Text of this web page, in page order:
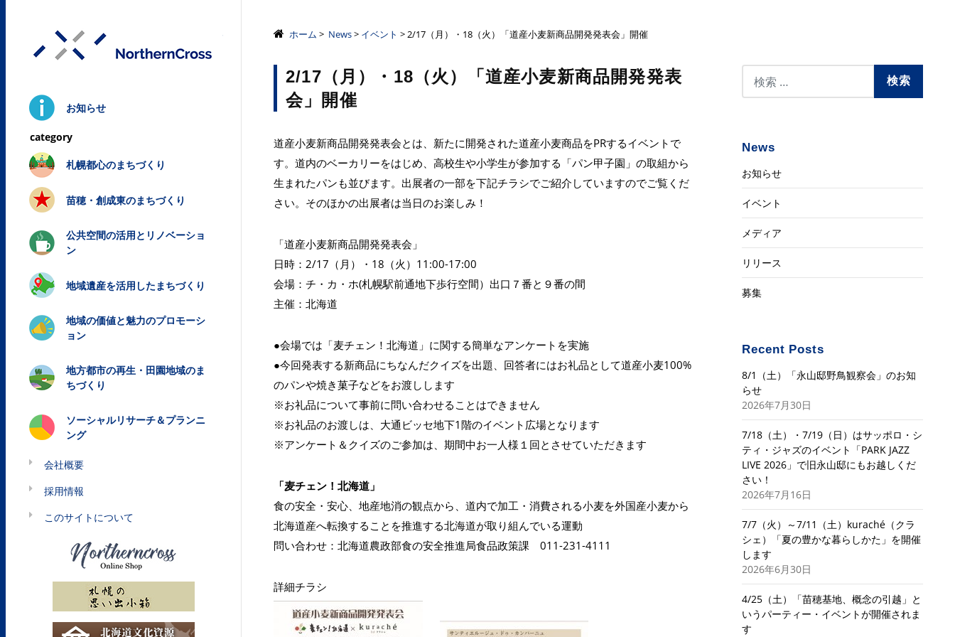
株式会社ノーザンクロス
お知らせ
札幌都心のまちづくり
苗穂・創成東のまちづくり
公共空間の活用とリノベーショ
ン
地域遺産を活用したまちづくり
地域の価値と魅力のプロモーシ
ョン
地方都市の再生・田園地域のま
ちづくり
ソーシャルリサーチ＆プランニ
ング
会社概要
採用情報
このサイトについて
ホーム > News> イベント > 2/17（月）・18（火）「道産小麦新商品開発発表会」開催
2/17（月）・18（火）「道産小麦新商品開発発表
会」開催
道産小麦新商品開発発表会とは、新たに開発された道産小麦商品をPRするイベントで
す。道内のベーカリーをはじめ、高校生や小学生が参加する「パン甲子園」の取組から
生まれたパンも並びます。出展者の一部を下記チラシでご紹介していますのでご覧くだ
さい。そのほかの出展者は当日のお楽しみ！
「道産小麦新商品開発発表会」
日時：2/17（月）・18（火）11:00-17:00
会場：チ・カ・ホ(札幌駅前通地下歩行空間）出口７番と９番の間
主催：北海道
●会場では「麦チェン！北海道」に関する簡単なアンケートを実施
●今回発表する新商品にちなんだクイズを出題、回答者にはお礼品として道産小麦100%
のパンや焼き菓子などをお渡しします
※お礼品について事前に問い合わせることはできません
※お礼品のお渡しは、大通ビッセ地下1階のイベント広場となります
※アンケート＆クイズのご参加は、期間中お一人様１回とさせていただきます
「麦チェン！北海道」
食の安全・安心、地産地消の観点から、道内で加工・消費される小麦を外国産小麦から
北海道産へ転換することを推進する北海道が取り組んでいる運動
問い合わせ：北海道農政部食の安全推進局食品政策課 011-231-4111
詳細チラシ
News
お知らせ
イベント
メディア
リリース
募集
Recent Posts
8/1（土）「永山邸野鳥観察会」のお知
らせ
2026年7月30日
7/18（土）・7/19（日）はサッポロ・シ
ティ・ジャズのイベント「PARK JAZZ
LIVE 2026」で旧永山邸にもお越しくだ
さい！
2026年7月16日
7/7（火）～7/11（土）kuraché（クラ
シェ）「夏の豊かな暮らしかた」を開催
します
2026年6月30日
4/25（土）「苗穂基地、概念の引越」と
いうパーティー・イベントが開催されま
す